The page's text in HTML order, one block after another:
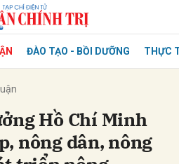
ĐÀO TẠO - BỒI DƯỠNG THỰC
Hồ Chí Minh
nông dân, nông